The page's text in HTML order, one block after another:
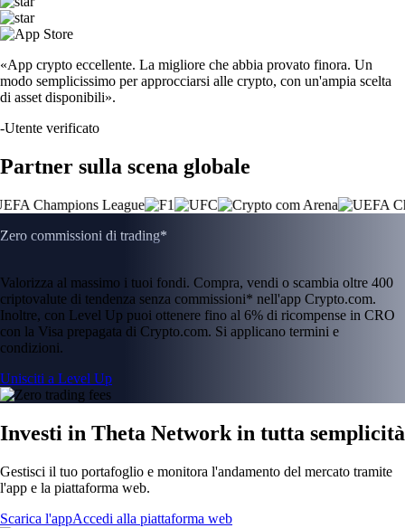
«App crypto eccellente. La migliore che abbia provato finora. Un
modo semplicissimo per approcciarsi alle crypto, con un'ampia scelta
di asset disponibili».
-Utente verificato
Partner sulla scena globale
Zero commissioni di trading*
Valorizza al massimo i tuoi fondi. Compra, vendi o scambia oltre 400
criptovalute di tendenza senza commissioni* nell'app Crypto.com.
Inoltre, con Level Up puoi ottenere fino al 6% di ricompense in CRO
con la Visa prepagata di Crypto.com. Si applicano termini e
condizioni.
Unisciti a Level Up
Investi in Theta Network in tutta semplicità
Gestisci il tuo portafoglio e monitora l'andamento del mercato tramite
l'app e la piattaforma web.
Scarica l'appAccedi alla piattaforma web